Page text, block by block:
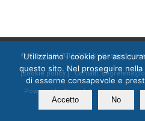
© Copyright 2015-2024 by Ossigeno
[cookie policy ] Contatti:
Powered byKappabit
Utilizziamo i cookie per
questo sito. Nel proseguire
di esserne consapevole e
Accetto No